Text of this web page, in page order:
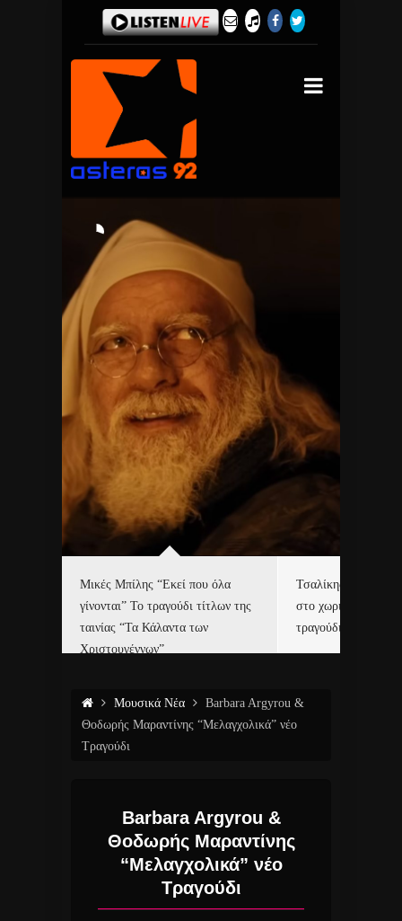
Μικές Μπίλης “Εκεί που όλα
γίνονται” Το τραγούδι τίτλων της
ταινίας “Τα Κάλαντα των
Χριστουγέννων”
Τσαλίκης,
στο χωριό του Άι
τραγούδι και video
Μουσικά Νέα
Barbara Argyrou &
Θοδωρής Μαραντίνης “Μελαγχολικά” νέο
Τραγούδι
Barbara Argyrou &
Θοδωρής Μαραντίνης
“Μελαγχολικά” νέο
Τραγούδι